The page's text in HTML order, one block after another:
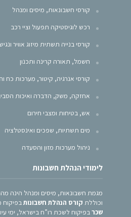
קורסי חשבונאות, מיסים ומנהל
רכש לוגיסטיקה תפעול וציי רכב
קורסי בנייה תשתית מיזוג אוויר
חשמל, תאורה קרינה ותכנון
קורסי אנרגיה, קיטור, מערכות כח
אחזקה, משק, הדברה ואיכות
אש, בטיחות ומצבי חירום
מים תשתיות, שפכים ואינסטלציה
ניהול מערכות מזון והסעדה
לימודי הנהלת חשבונות
מגמת חשבונאות, מיסים ומנהל הינה
וכוללת קורס הנהלת חשבונות
שכרבפיקוח לשכת רו”ח בישראל, ימי